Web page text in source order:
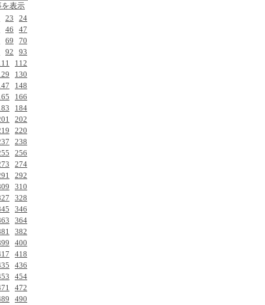
を表示
23
24
46
47
69
70
92
93
112
130
148
166
184
202
220
238
256
274
292
310
328
346
364
382
400
418
436
454
472
490